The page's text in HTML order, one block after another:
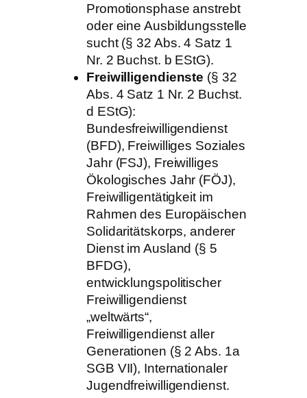
Promotionsphase anstrebt
oder eine Ausbildungsstelle
sucht (§ 32 Abs. 4 Satz 1
Nr. 2 Buchst. b EStG).
Freiwilligendienste (§ 32
Abs. 4 Satz 1 Nr. 2 Buchst.
d EStG):
Bundesfreiwilligendienst
(BFD), Freiwilliges Soziales
Jahr (FSJ), Freiwilliges
Ökologisches Jahr (FÖJ),
Freiwilligentätigkeit im
Rahmen des Europäischen
Solidaritätskorps, anderer
Dienst im Ausland (§ 5
BFDG),
entwicklungspolitischer
Freiwilligendienst
„weltwärts“,
Freiwilligendienst aller
Generationen (§ 2 Abs. 1a
SGB VII), Internationaler
Jugendfreiwilligendienst.